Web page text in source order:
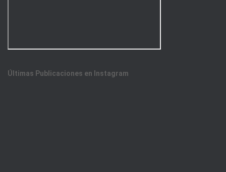
Últimas Publicaciones en Instagram